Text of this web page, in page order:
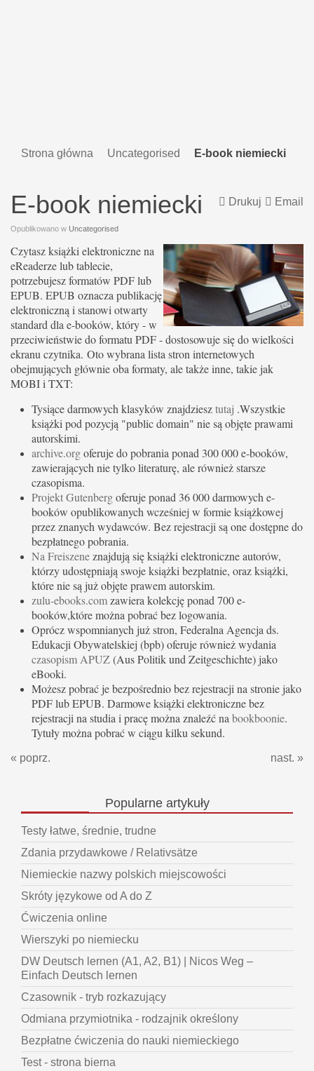
Strona główna Uncategorised E-book niemiecki
Email
Drukuj
E-book niemiecki
Opublikowano w Uncategorised
Czytasz książki elektroniczne na
eReaderze lub tablecie,
potrzebujesz formatów PDF lub
EPUB. EPUB oznacza publikację
elektroniczną i stanowi otwarty
standard dla e-booków, który - w
przeciwieństwie do formatu PDF - dostosowuje się do wielkości
ekranu czytnika. Oto wybrana lista stron internetowych
obejmujących głównie oba formaty, ale także inne, takie jak
MOBI i TXT:
Tysiące darmowych klasyków znajdziesztutaj .Wszystkie
książki pod pozycją "public domain" nie są objęte prawami
autorskimi.
archive.orgoferuje do pobrania ponad 300 000 e-booków,
zawierających nie tylko literaturę, ale również starsze
czasopisma.
Projekt Gutenbergoferuje ponad 36 000 darmowych e-
booków opublikowanych wcześniej w formie książkowej
przez znanych wydawców. Bez rejestracji są one dostępne do
bezpłatnego pobrania.
Na Freiszeneznajdują się książki elektroniczne autorów,
którzy udostępniają swoje książki bezpłatnie, oraz książki,
które nie są już objęte prawem autorskim.
zulu-ebooks.comzawiera kolekcję ponad 700 e-
booków,które można pobrać bez logowania.
Oprócz wspomnianych już stron, Federalna Agencja ds.
Edukacji Obywatelskiej (bpb) oferuje również wydania
czasopism APUZ(Aus Politik und Zeitgeschichte) jako
eBooki.
Możesz pobrać je bezpośrednio bez rejestracji na stronie jako
PDF lub EPUB. Darmowe książki elektroniczne bez
rejestracji na studia i pracę można znaleźć na bookboonie.
Tytuły można pobrać w ciągu kilku sekund.
« poprz. nast. »
Popularneartykuły
Testy łatwe, średnie, trudne
Zdania przydawkowe / Relativsätze
Niemieckie nazwy polskich miejscowości
Skróty językowe od A do Z
Ćwiczenia online
Wierszyki po niemiecku
DW Deutsch lernen (A1, A2, B1) | Nicos Weg –
Einfach Deutsch lernen
Czasownik - tryb rozkazujący
Odmiana przymiotnika - rodzajnik określony
Bezpłatne ćwiczenia do nauki niemieckiego
Test - strona bierna